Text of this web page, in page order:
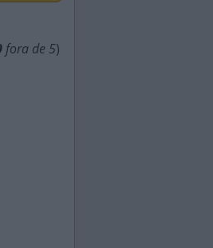
fora de 5)